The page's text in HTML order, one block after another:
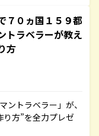
０ヵ国１５９都
トラベラーが教え
方
ントラベラー」が、
方”を全力プレゼ